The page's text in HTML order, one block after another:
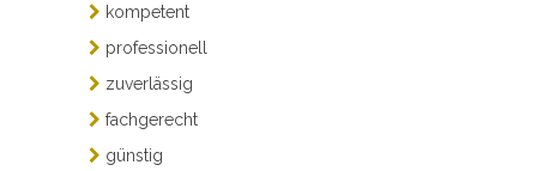
kompetent
professionell
zuverlässig
fachgerecht
günstig